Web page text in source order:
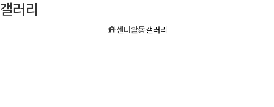
센터활동갤러리
갤러리